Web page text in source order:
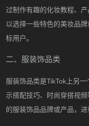
过制作有趣的化妆教程、
以选择一些特色的美妆品
标用户。
二、服装饰品类
服装饰品类是TikTok上另
示搭配技巧、时尚穿搭视
的服装饰品品牌或产品，